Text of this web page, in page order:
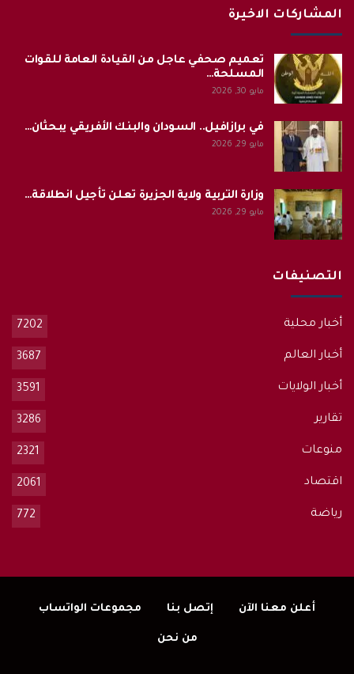
المشاركات الاخيرة
تعميم صحفي عاجل من القيادة العامة للقوات
المسلحة…
مايو 30, 2026
في برازافيل.. السودان والبنك الأفريقي يبحثان…
مايو 29, 2026
وزارة التربية ولاية الجزيرة تعلن تأجيل انطلاقة…
مايو 29, 2026
التصنيفات
أخبار محلية 7202
أخبار العالم 3687
أخبار الولايات 3591
تقارير 3286
منوعات 2321
اقتصاد 2061
رياضة 772
أعلن معنا الآن إتصل بنا مجموعات الواتساب
من نحن